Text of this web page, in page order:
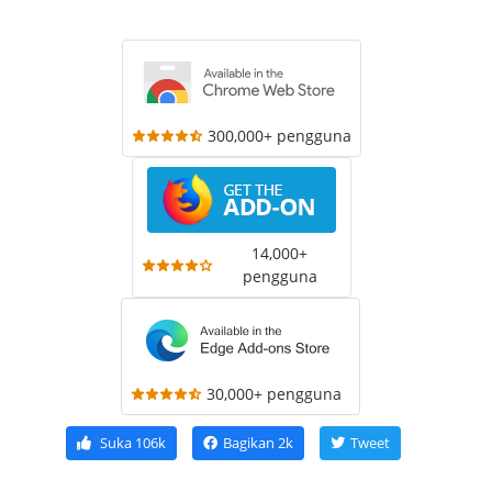
300,000+ pengguna
14,000+
pengguna
30,000+ pengguna
Suka106k Bagikan 2k Tweet